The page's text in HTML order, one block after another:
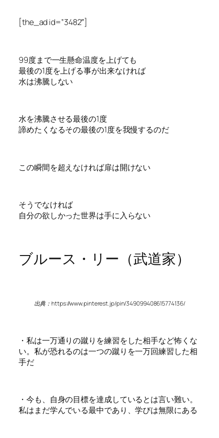
[the_ad id=”3482″]
99度まで一生懸命温度を上げても
最後の1度を上げる事が出来なければ
水は沸騰しない
水を沸騰させる最後の1度
諦めたくなるその最後の1度を我慢するのだ
この瞬間を超えなければ扉は開けない
そうでなければ
自分の欲しかった世界は手に入らない
ブルース・リー（武道家）
出典：https://www.pinterest.jp/pin/349099408615774136/
・私は一万通りの蹴りを練習をした相手など怖くな
い。私が恐れるのは一つの蹴りを一万回練習した相
手だ
・今も、自身の目標を達成しているとは言い難い。
私はまだ学んでいる最中であり、学びは無限にある